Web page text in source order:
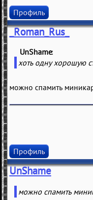
Профиль
_Roman_Rus_
UnShame
хоть одну хорошую
можно спамить
Профиль
UnShame
можно спамить